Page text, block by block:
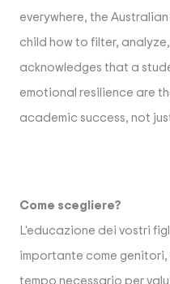
everywhere, the
child how to filter,
acknowledges that a
emotional resilience are
academic success, not
Come scegliere?
L'educazione dei vostri
importante come genitori,
tempo necessario per